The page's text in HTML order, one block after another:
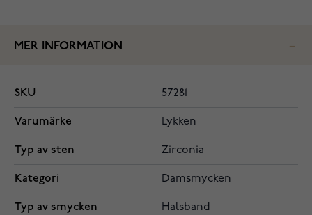
MER INFORMATION
SKU 57281
Varumärke Lykken
Typ av sten Zirconia
Kategori Damsmycken
Typ av smycken Halsband